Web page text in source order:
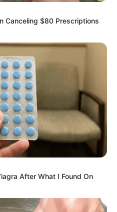
Canceling $80 Prescriptions
After What I Found On